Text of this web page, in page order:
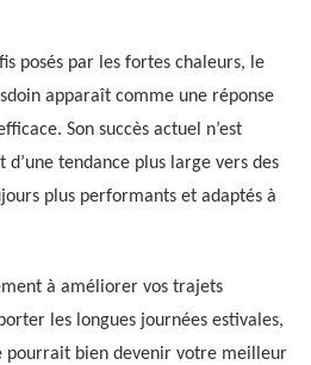
posés par les fortes chaleurs, le
apparaît comme une réponse
Son succès actuel n’est
tendance plus large vers des
plus performants et adaptés à
à améliorer vos trajets
les longues journées estivales,
pourrait bien devenir votre meilleur